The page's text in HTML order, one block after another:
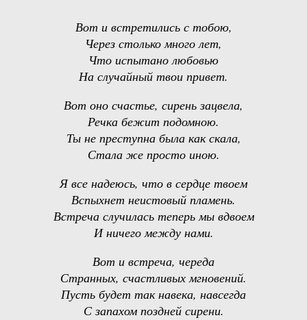
Вот и встретились с тобою,
Через столько много лет,
Что испытано любовью
На случайный твои привет.
Вот оно счастье, сирень зацвела,
Речка бежит подомною.
Ты не преступна была как скала,
Стала же просто иною.
Я все надеюсь, что в сердце твоем
Вспыхнет неистовый пламень.
Встреча случилась теперь мы вдвоем
И ничего между нами.
Вот и встреча, череда
Странных, счастливых мгновений.
Пусть будет так навека, навсегда
С запахом поздней сирени.